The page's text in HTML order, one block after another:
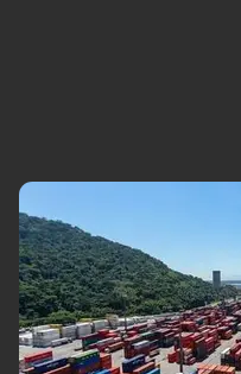
Agronegócios
Brasil
Brasil Mineral
Ciência &
Tecnologia
Cinema
Economia
Educação